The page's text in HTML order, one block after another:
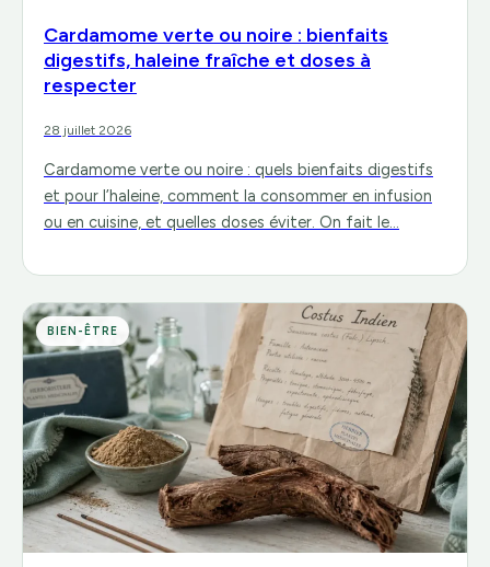
Cardamome verte ou noire : bienfaits
digestifs, haleine fraîche et doses à
respecter
28 juillet 2026
Cardamome verte ou noire : quels bienfaits digestifs
et pour l’haleine, comment la consommer en infusion
ou en cuisine, et quelles doses éviter. On fait le…
BIEN-ÊTRE